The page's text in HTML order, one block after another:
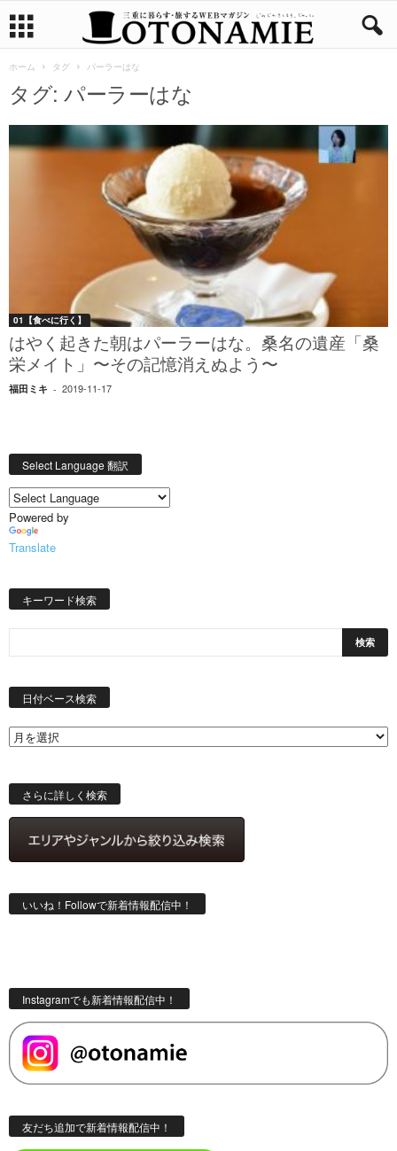
ホーム タグ パーラーはな
タグ: パーラーはな
01【食べに行く】
はやく起きた朝はパーラーはな。桑名の遺産「桑
栄メイト」〜その記憶消えぬよう〜
福田ミキ - 2019-11-17
Select Language 翻訳
Powered by
Translate
キーワード検索
日付ベース検索
さらに詳しく検索
いいね！Followで新着情報配信中！
Instagramでも新着情報配信中！
友だち追加で新着情報配信中！